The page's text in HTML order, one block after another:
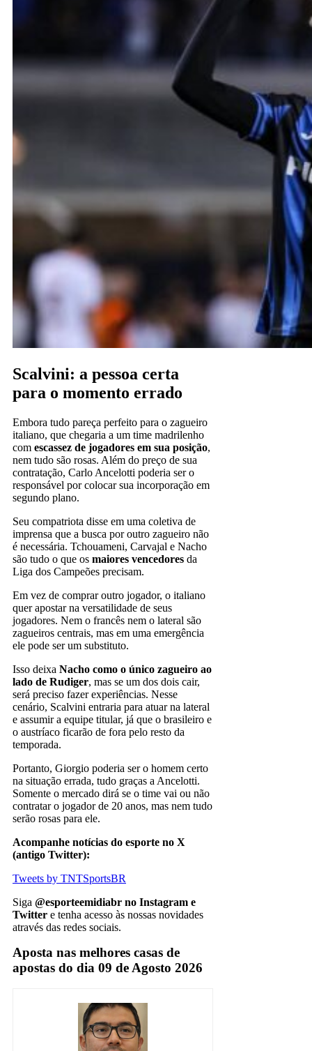
Scalvini: a pessoa certa
para o momento errado
Embora tudo pareça perfeito para o zagueiro
italiano, que chegaria a um time madrilenho
com escassez de jogadores em sua posição,
nem tudo são rosas. Além do preço de sua
contratação, Carlo Ancelotti poderia ser o
responsável por colocar sua incorporação em
segundo plano.
Seu compatriota disse em uma coletiva de
imprensa que a busca por outro zagueiro não
é necessária. Tchouameni, Carvajal e Nacho
são tudo o que os maiores vencedores da
Liga dos Campeões precisam.
Em vez de comprar outro jogador, o italiano
quer apostar na versatilidade de seus
jogadores. Nem o francês nem o lateral são
zagueiros centrais, mas em uma emergência
ele pode ser um substituto.
Isso deixa Nacho como o único zagueiro ao
lado de Rudiger, mas se um dos dois cair,
será preciso fazer experiências. Nesse
cenário, Scalvini entraria para atuar na lateral
e assumir a equipe titular, já que o brasileiro e
o austríaco ficarão de fora pelo resto da
temporada.
Portanto, Giorgio poderia ser o homem certo
na situação errada, tudo graças a Ancelotti.
Somente o mercado dirá se o time vai ou não
contratar o jogador de 20 anos, mas nem tudo
serão rosas para ele.
Acompanhe notícias do esporte no X
(antigo Twitter):
Tweets by TNTSportsBR
Siga @esporteemidiabr no Instagram e
Twitter e tenha acesso às nossas novidades
através das redes sociais.
Aposta nas melhores casas de
apostas do dia 09 de Agosto 2026